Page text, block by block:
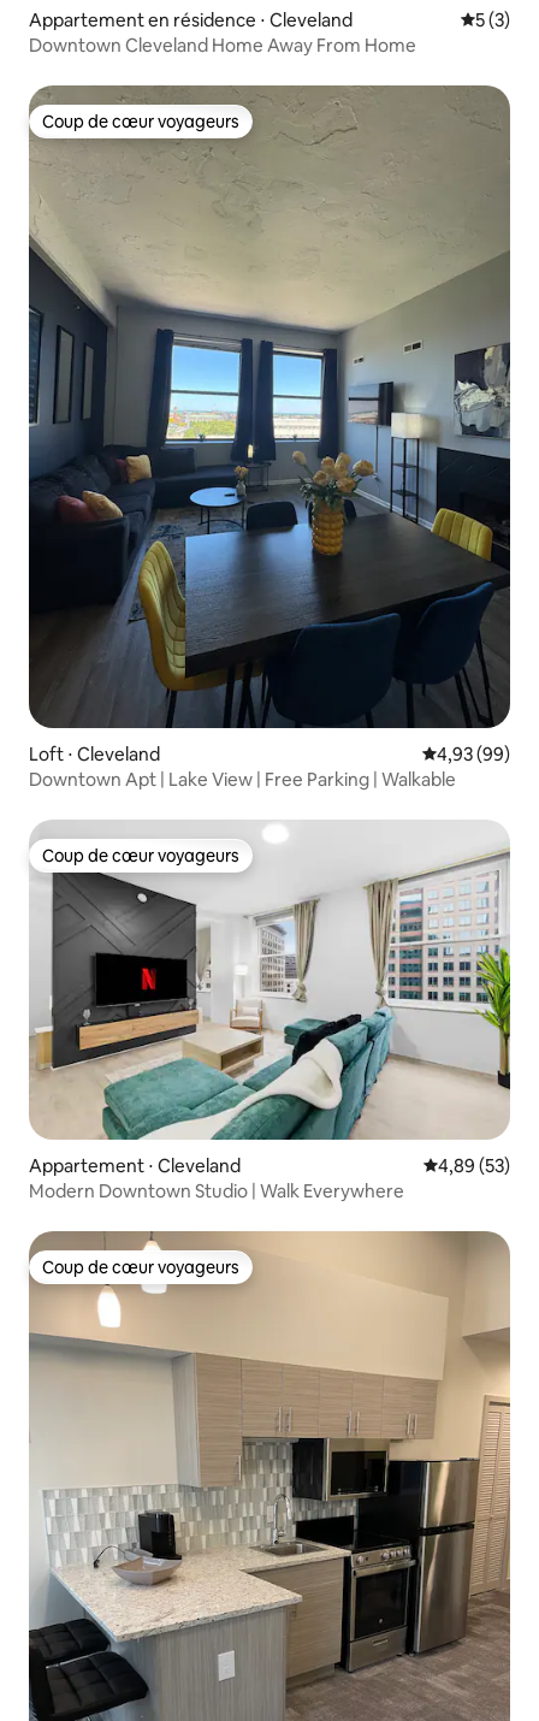
Appartement en résidence ⋅ Cleveland
5 (3)
Downtown Cleveland Home Away From Home
Coup de cœur voyageurs
Coup de cœur voyageurs
Loft ⋅ Cleveland Évaluation
4,93 (99)
Downtown Apt | Lake View | Free Parking | Walkable
Coup de cœur voyageurs
Coup de cœur voyageurs
Appartement ⋅ Cleveland Évaluation
4,89 (53)
Modern Downtown Studio | Walk Everywhere
Coup de cœur voyageurs
Coup de cœur voyageurs